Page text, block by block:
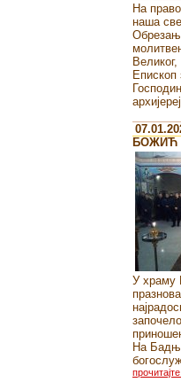
На
наша
Епископ
БОЖИЋ
У храму
На